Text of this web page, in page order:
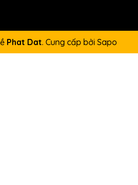
Phat Dat. Cung cấp bởi Sapo